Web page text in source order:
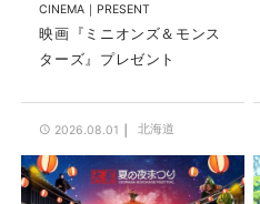
CINEMA PRESENT
映画『ミニオンズ＆モンス
ターズ』プレゼント
2026.08.01 北海道